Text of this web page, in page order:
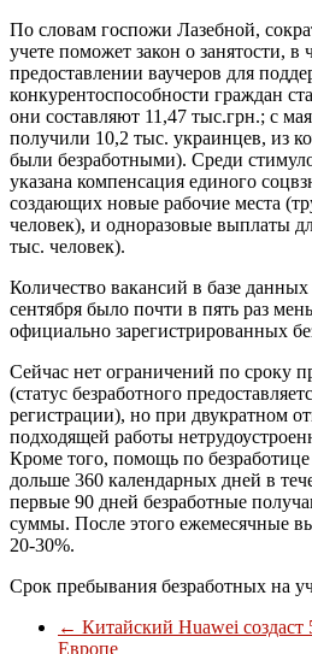
По словам госпожи Лазебной,
учете поможет закон о занятости,
предоставлении ваучеров для
конкурентоспособности граждан
они составляют 11,47 тыс.грн.; с
получили 10,2 тыс. украинцев, из
были безработными). Среди
указана компенсация единого
создающих новые рабочие места
человек), и одноразовые выплаты
тыс. человек).
Количество вакансий в базе
сентября было почти в пять раз
официально зарегистрированных
Сейчас нет ограничений по сроку
(статус безработного
регистрации), но при двукратном
подходящей работы
Кроме того, помощь по
дольше 360 календарных дней в
первые 90 дней безработные
суммы. После этого ежемесячные
20-30%.
Срок пребывания безработных на
← Китайский Huawei создаст
Европе